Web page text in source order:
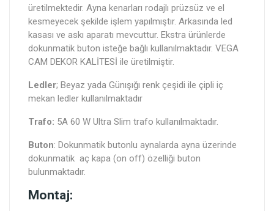
üretilmektedir. Ayna kenarları rodajlı prüzsüz ve el
kesmeyecek şekilde işlem yapılmıştır. Arkasında led
kasası ve askı aparatı mevcuttur. Ekstra ürünlerde
dokunmatik buton isteğe bağlı kullanılmaktadır. VEGA
CAM DEKOR KALİTESİ ile üretilmiştir.
Ledler; Beyaz yada Günışığı renk çeşidi ile çipli iç
mekan ledler kullanılmaktadır
Trafo: 5A 60 W Ultra Slim trafo kullanılmaktadır.
Buton: Dokunmatik butonlu aynalarda ayna üzerinde
dokunmatik aç kapa (on off) özelliği buton
bulunmaktadır.
Montaj: